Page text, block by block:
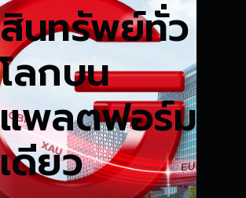
สินทรัพย์ทั่ว
โลกบน
แพลตฟอร์ม
เดียว